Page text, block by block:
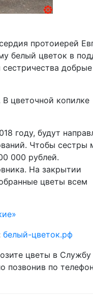
протоиерей
белый цветок в
цветочной копилке
году, будут
Чтобы сестры
000 рублей.
На закрытии
цветы всем
белый-цветок.рф
цветы в Службу
позвонив по